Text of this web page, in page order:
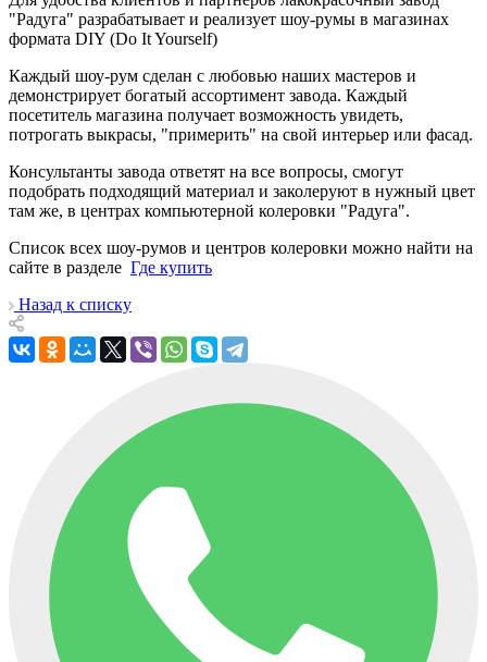
"Радуга" разрабатывает и реализует шоу-румы в магазинах
формата DIY (Do It Yourself)
Каждый шоу-рум сделан с любовью наших мастеров и
демонстрирует богатый ассортимент завода. Каждый
посетитель магазина получает возможность увидеть,
потрогать выкрасы, "примерить" на свой интерьер или фасад.
Консультанты завода ответят на все вопросы, смогут
подобрать подходящий материал и заколеруют в нужный цвет
там же, в центрах компьютерной колеровки "Радуга".
Список всех шоу-румов и центров колеровки можно найти на
сайте в разделе Где купить
Назад к списку